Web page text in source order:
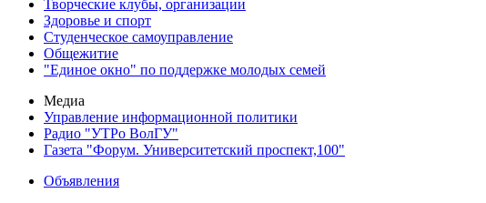
Творческие клубы, организации
Здоровье и спорт
Студенческое самоуправление
Общежитие
"Единое окно" по поддержке молодых семей
Медиа
Управление информационной политики
Радио "УТРо ВолГУ"
Газета "Форум. Университетский проспект,100"
Объявления